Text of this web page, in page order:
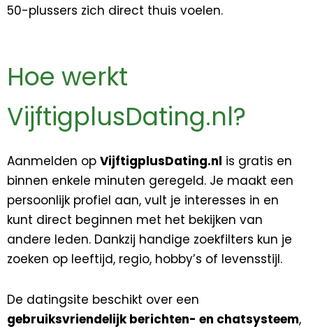
50-plussers zich direct thuis voelen.
Hoe werkt
VijftigplusDating.nl?
Aanmelden op VijftigplusDating.nl is gratis en
binnen enkele minuten geregeld. Je maakt een
persoonlijk profiel aan, vult je interesses in en
kunt direct beginnen met het bekijken van
andere leden. Dankzij handige zoekfilters kun je
zoeken op leeftijd, regio, hobby’s of levensstijl.
De datingsite beschikt over een
gebruiksvriendelijk berichten- en chatsysteem,